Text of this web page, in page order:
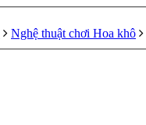
Nghệ thuật chơi Hoa khô